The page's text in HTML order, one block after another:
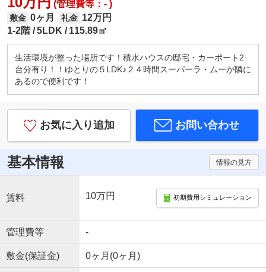
(管理費等：- )
敷金 0ヶ月 礼金 12万円
1-2階 5LDK 115.89㎡
生活環境が整った場所です！積水ハウスの邸宅・カーポート2
台分有り！！ゆとりの５LDK♪２４時間スーパーラ・ムーが隣に
あるので便利です！
お気に入り追加 お問い合わせ
基本情報 情報の見方
賃料 10万円 初期費用シミュレーション
管理費等 -
敷金(保証金) 0ヶ月(0ヶ月)